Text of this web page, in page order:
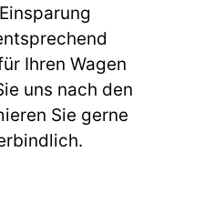
Ihren Wagen
uns nach den
Sie gerne